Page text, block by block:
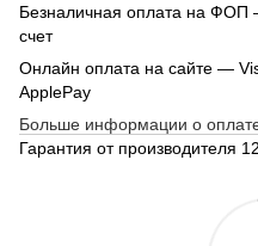
Безналичная оплата на ФОП
счет
Онлайн оплата на сайте —
ApplePay
Больше информации о
Гарантия от производителя